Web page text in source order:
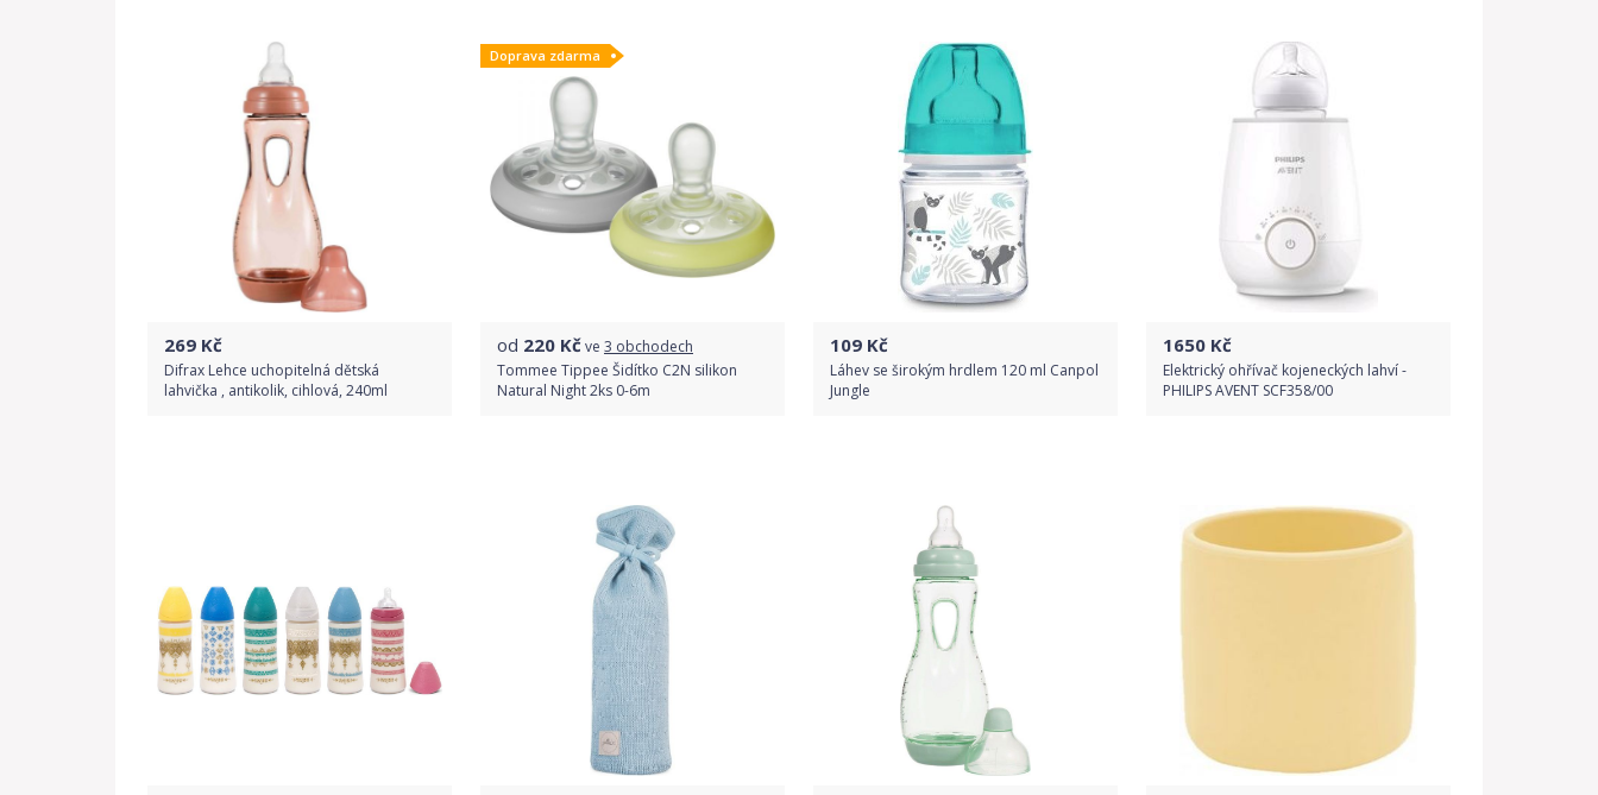
Detail produktu Detail produktu
269 Kč
Difrax Lehce uchopitelná dětská
lahvička , antikolik, cihlová, 240ml
Doprava zdarma
od 220 Kčve 3 obchodech
Tommee Tippee Šidítko C2N silikon
Natural Night 2ks 0-6m
109 Kč
Láhev se širokým hrdlem 120 ml Canpol
Jungle
1650 Kč
Elektrický ohřívač kojeneckých lahví -
PHILIPS AVENT SCF358/00
Detail produktu